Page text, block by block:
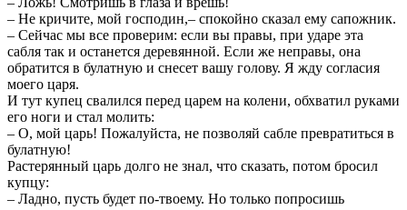
– Не кричите, мой господин,– спокойно сказал ему сапожник.
– Сейчас мы все проверим: если вы правы, при ударе эта
сабля так и останется деревянной. Если же неправы, она
обратится в булатную и снесет вашу голову. Я жду согласия
моего царя.
И тут купец свалился перед царем на колени, обхватил руками
его ноги и стал молить:
– О, мой царь! Пожалуйста, не позволяй сабле превратиться в
булатную!
Растерянный царь долго не знал, что сказать, потом бросил
купцу:
– Ладно, пусть будет по-твоему. Но только попросишь